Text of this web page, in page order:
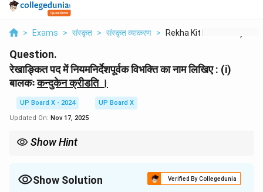
> Exams > संस्कृत > संस्कृत व्याकरण > Rekha Kit Pd Men Niy...
Question.
रेखाङ्कित पद में नियमनिर्देशपूर्वक विभक्ति का नाम लिखिए : (i)
बालकःकन्दुकेन क्रीडति ।
UP Board X - 2024
UP Board X
Updated On: Nov 17, 2025
Show Hint
Show Solution Verified By Collegedunia